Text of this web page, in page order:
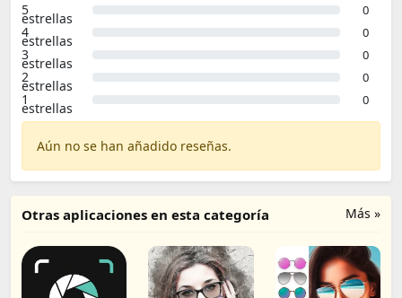
5
estrellas 0
4
estrellas 0
3
estrellas 0
2
estrellas 0
1
estrellas 0
Aún no se han añadido reseñas.
Más »
Otras aplicaciones en esta categoría